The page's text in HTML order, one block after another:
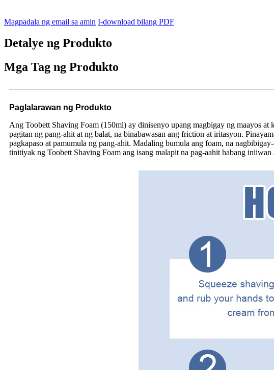
Magpadala ng email sa amin I-download bilang PDF
Detalye ng Produkto
Mga Tag ng Produkto
Paglalarawan ng Produkto
Ang Toobett Shaving Foam (150ml) ay dinisenyo upang magbigay ng maayos
pagitan ng pang-ahit at ng balat, na binabawasan ang friction at iritasyon.
pagkapaso at pamumula ng pang-ahit. Madaling bumula ang foam, na
tinitiyak ng Toobett Shaving Foam ang isang malapit na pag-aahit habang